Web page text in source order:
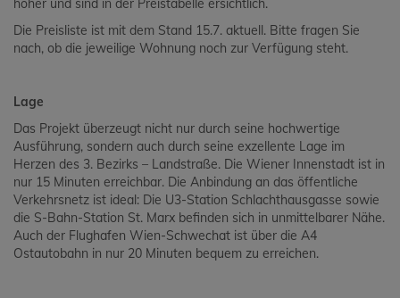
höher und sind in der Preistabelle ersichtlich.
Die Preisliste ist mit dem Stand 15.7. aktuell. Bitte fragen Sie
nach, ob die jeweilige Wohnung noch zur Verfügung steht.
Lage
Das Projekt überzeugt nicht nur durch seine hochwertige
Ausführung, sondern auch durch seine exzellente Lage im
Herzen des 3. Bezirks – Landstraße. Die Wiener Innenstadt ist in
nur 15 Minuten erreichbar. Die Anbindung an das öffentliche
Verkehrsnetz ist ideal: Die U3-Station Schlachthausgasse sowie
die S-Bahn-Station St. Marx befinden sich in unmittelbarer Nähe.
Auch der Flughafen Wien-Schwechat ist über die A4
Ostautobahn in nur 20 Minuten bequem zu erreichen.